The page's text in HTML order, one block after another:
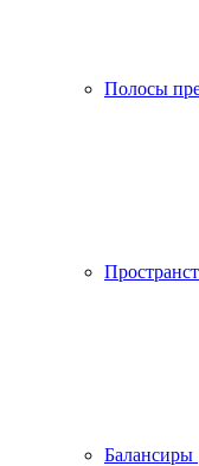
Полосы
Балансиры